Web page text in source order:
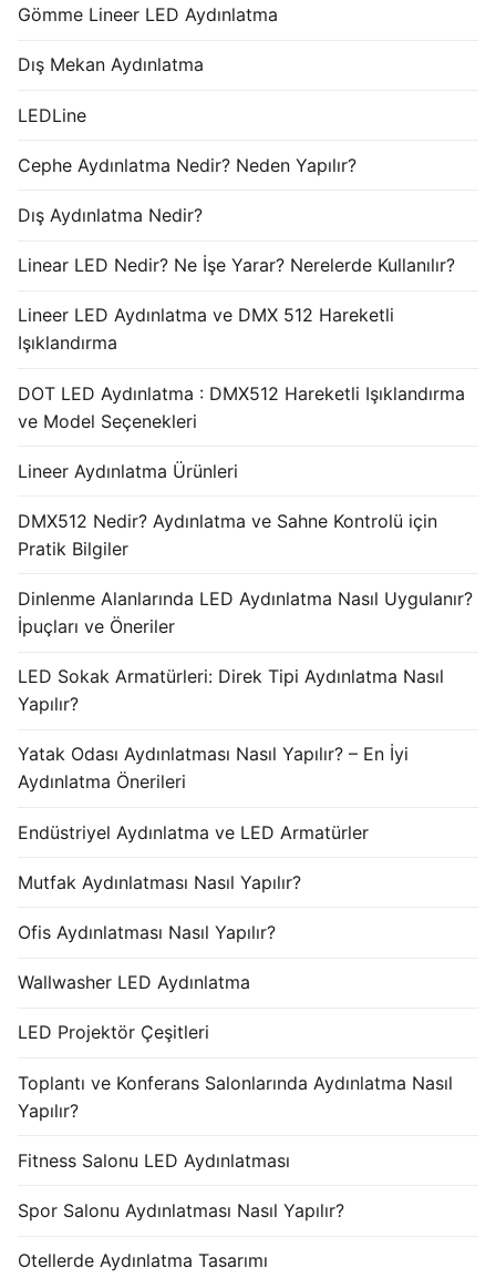
Gömme Lineer LED Aydınlatma
Dış Mekan Aydınlatma
LEDLine
Cephe Aydınlatma Nedir? Neden Yapılır?
Dış Aydınlatma Nedir?
Linear LED Nedir? Ne İşe Yarar? Nerelerde Kullanılır?
Lineer LED Aydınlatma ve DMX 512 Hareketli
Işıklandırma
DOT LED Aydınlatma : DMX512 Hareketli Işıklandırma
ve Model Seçenekleri
Lineer Aydınlatma Ürünleri
DMX512 Nedir? Aydınlatma ve Sahne Kontrolü için
Pratik Bilgiler
Dinlenme Alanlarında LED Aydınlatma Nasıl Uygulanır?
İpuçları ve Öneriler
LED Sokak Armatürleri: Direk Tipi Aydınlatma Nasıl
Yapılır?
Yatak Odası Aydınlatması Nasıl Yapılır? – En İyi
Aydınlatma Önerileri
Endüstriyel Aydınlatma ve LED Armatürler
Mutfak Aydınlatması Nasıl Yapılır?
Ofis Aydınlatması Nasıl Yapılır?
Wallwasher LED Aydınlatma
LED Projektör Çeşitleri
Toplantı ve Konferans Salonlarında Aydınlatma Nasıl
Yapılır?
Fitness Salonu LED Aydınlatması
Spor Salonu Aydınlatması Nasıl Yapılır?
Otellerde Aydınlatma Tasarımı